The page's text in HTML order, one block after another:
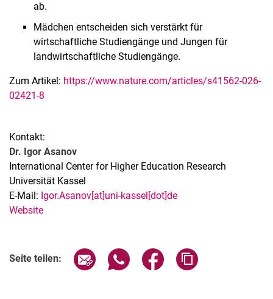
ab.
Mädchen entscheiden sich verstärkt für
wirtschaftliche Studiengänge und Jungen für
landwirtschaftliche Studiengänge.
Zum Artikel: https://www.nature.com/articles/s41562-026-
02421-8
Kontakt:
Dr. Igor Asanov
International Center for Higher Education Research
Universität Kassel
E-Mail: Igor.Asanov[at]uni-kassel[dot]de
Website
Seite teilen: Seite über E-Mail teilen
Seite über WhatsApp teilen
Seite über Facebook